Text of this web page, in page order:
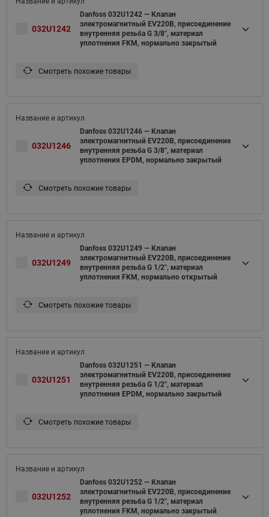
032U1242
Danfoss 032U1242 — Клапан
электромагнитный EV220B, присоединение
внутренняя резьба G 3/8", материал
уплотнения FKM, нормально закрытый
Смотреть похожие товары
032U1246
Danfoss 032U1246 — Клапан
электромагнитный EV220B, присоединение
внутренняя резьба G 3/8", материал
уплотнения EPDM, нормально закрытый
Смотреть похожие товары
032U1249
Danfoss 032U1249 — Клапан
электромагнитный EV220B, присоединение
внутренняя резьба G 1/2", материал
уплотнения FKM, нормально открытый
Смотреть похожие товары
032U1251
Danfoss 032U1251 — Клапан
электромагнитный EV220B, присоединение
внутренняя резьба G 1/2", материал
уплотнения EPDM, нормально закрытый
Смотреть похожие товары
032U1252
Danfoss 032U1252 — Клапан
электромагнитный EV220B, присоединение
внутренняя резьба G 1/2", материал
уплотнения FKM, нормально закрытый